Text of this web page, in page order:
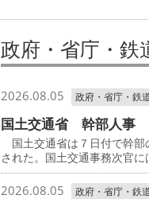
政府・省庁・鉄
2026.08.05 政府・省庁・鉄
国土交通省 幹部人事
国土交通省は７日付で幹部
された。国土交通事務次官に
2026.08.05 政府・省庁・鉄